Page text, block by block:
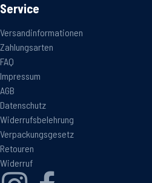
Service
Versandinformationen
Zahlungsarten
FAQ
Impressum
AGB
Datenschutz
Widerrufsbelehrung
Verpackungsgesetz
Retouren
Widerruf